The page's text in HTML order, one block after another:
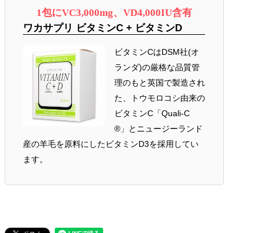
1包にVC3,000mg、VD4,000IU含有
ワカサプリ ビタミンC + ビタミンD
ビタミンCはDSM社(オ
ランダ)の厳格な品質管
理のもと英国で製造され
た、トウモロコシ由来の
ビタミンC「Quali-C
®」とニュージーランド
産の羊毛を原料にしたビタミンD3を採用してい
ます。